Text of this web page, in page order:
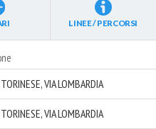
LINEE / PERCORSI
VIA LOMBARDIA
VIA LOMBARDIA